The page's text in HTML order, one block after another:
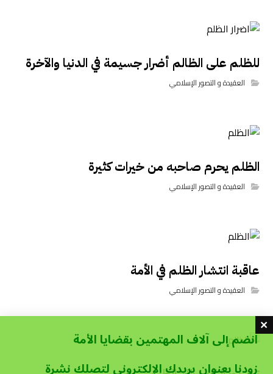
للظلم على الظالم أضرار جسيمة في الدنيا والآخرة
العقيدة و التصور الإسلامي
الظلم يحرم صاحبه من خيرات كثيرة
العقيدة و التصور الإسلامي
عاقبة انتشار الظلم في الأمة
العقيدة و التصور الإسلامي
انضم إلى آلاف المهتمين بقضايا الأمة
زودنا بعنوان بريدك الإلكتروني لتصلك نشرة